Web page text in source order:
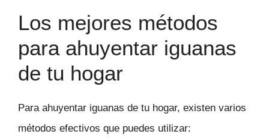
Los mejores métodos
para ahuyentar iguanas
de tu hogar
Para ahuyentar iguanas de tu hogar, existen varios
métodos efectivos que puedes utilizar: